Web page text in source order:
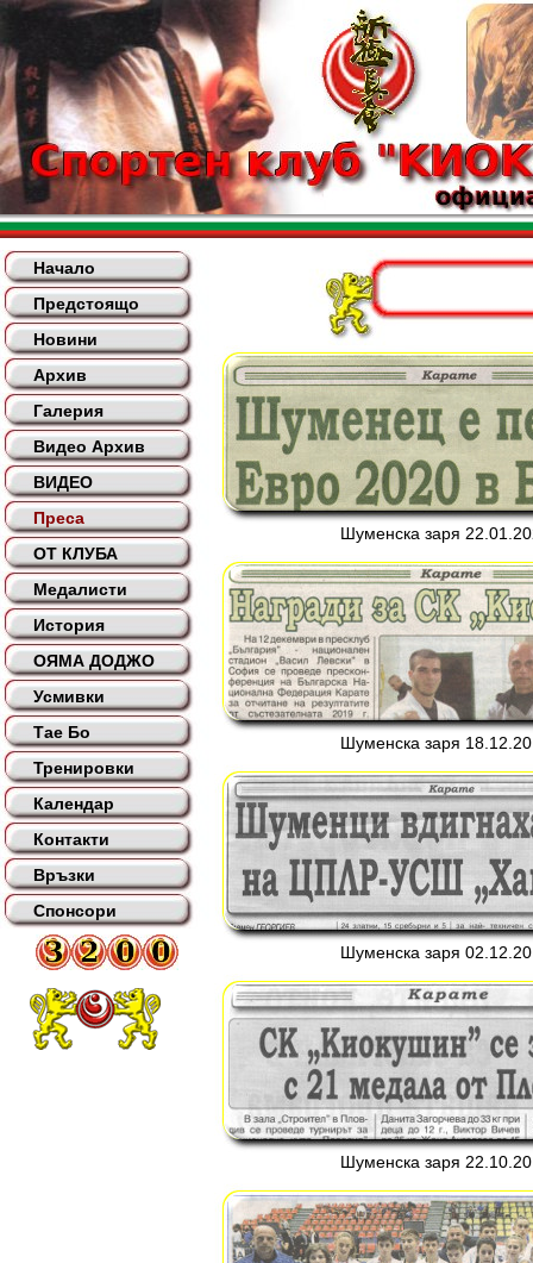
Начало
Предстоящо
Новини
Архив
Галерия
Видео Архив
ВИДЕО
Преса
ОТ КЛУБА
Медалисти
История
ОЯМА ДОДЖО
Усмивки
Тае Бо
Тренировки
Календар
Контакти
Връзки
Спонсори
Шуменска заря
Шуменска заря
Шуменска заря
Шуменска заря